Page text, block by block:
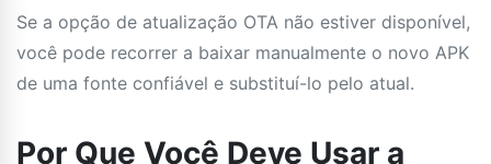
Se a opção de atualização OTA não estiver disponível,
você pode recorrer a baixar manualmente o novo APK
de uma fonte confiável e substituí-lo pelo atual.
Por Que Você Deve Usar a